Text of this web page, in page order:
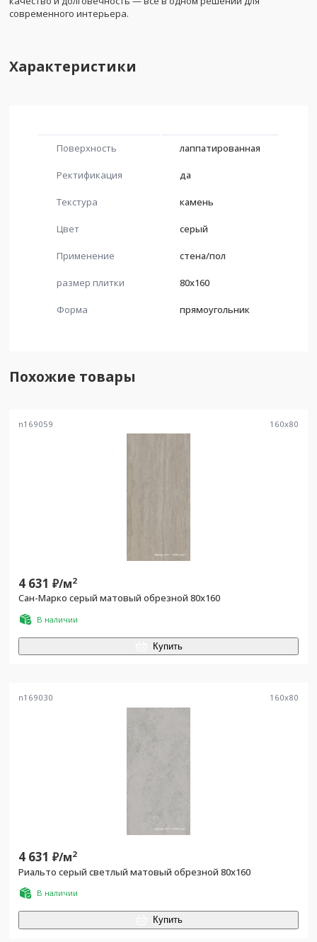
современного интерьера.
Характеристики
Поверхность лаппатированная
Ректификация да
Текстура камень
Цвет серый
Применение стена/пол
размер плитки 80x160
Форма прямоугольник
Похожие товары
n169059 160x80
4 631 ₽/м2
Сан-Марко серый матовый обрезной 80x160
В наличии
Купить
n169030 160x80
4 631 ₽/м2
Риальто серый светлый матовый обрезной 80x160
В наличии
Купить